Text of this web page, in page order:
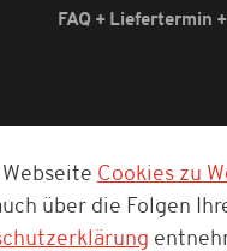
FAQ + Liefertermin
Cookies zu
über die Folgen